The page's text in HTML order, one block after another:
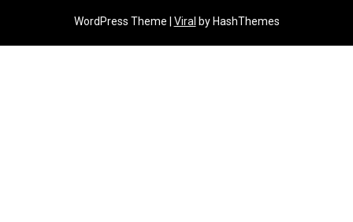
WordPress Theme | Viral by HashThemes